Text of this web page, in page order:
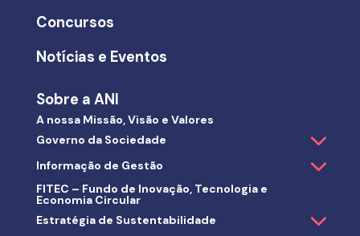
Concursos
Notícias e Eventos
Sobre a ANI
A nossa Missão, Visão e Valores
Governo da Sociedade
Informação de Gestão
FITEC – Fundo de Inovação, Tecnologia e
Economia Circular
Estratégia de Sustentabilidade